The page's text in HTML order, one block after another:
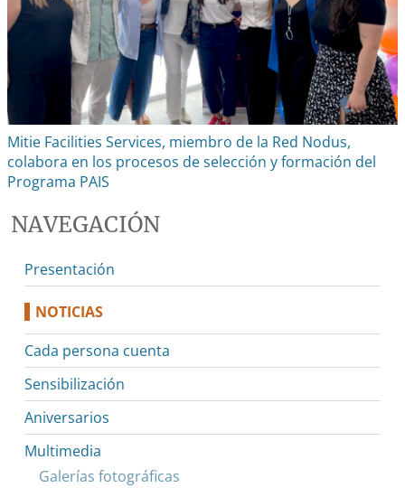
Mitie Facilities Services, miembro de la Red Nodus,
colabora en los procesos de selección y formación del
Programa PAIS
NAVEGACIÓN
Presentación
NOTICIAS
Cada persona cuenta
Sensibilización
Aniversarios
Multimedia
Galerías fotográficas